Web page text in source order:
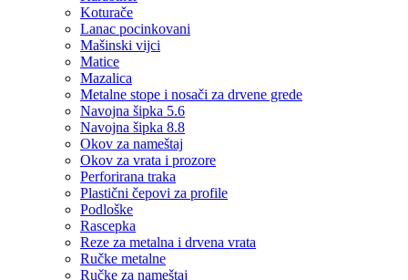
Koturače
Lanac pocinkovani
Mašinski vijci
Matice
Mazalica
Metalne stope i nosači za drvene grede
Navojna šipka 5.6
Navojna šipka 8.8
Okov za nameštaj
Okov za vrata i prozore
Perforirana traka
Plastični čepovi za profile
Podloške
Rascepka
Reze za metalna i drvena vrata
Ručke metalne
Ručke za nameštaj